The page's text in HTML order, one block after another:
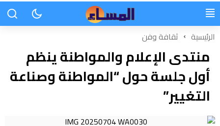
الرئيسية ثقافة وفن
منتدى الإعلام والمواطنة ينظم
أول جلسة حول “المواطنة وصناعة
التغيير”